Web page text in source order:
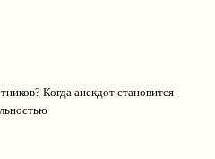
Когда анекдот становится